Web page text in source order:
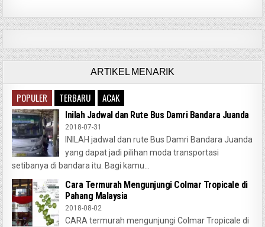
ARTIKEL MENARIK
POPULER TERBARU ACAK
Inilah Jadwal dan Rute Bus Damri Bandara Juanda
2018-07-31
INILAH jadwal dan rute Bus Damri Bandara Juanda
yang dapat jadi pilihan moda transportasi
setibanya di bandara itu. Bagi kamu...
Cara Termurah Mengunjungi Colmar Tropicale di
Pahang Malaysia
2018-08-02
CARA termurah mengunjungi Colmar Tropicale di